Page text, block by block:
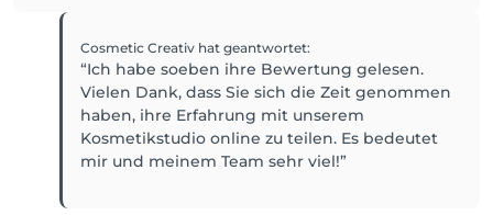
Cosmetic Creativ hat geantwortet:
“Ich habe soeben ihre Bewertung gelesen.
Vielen Dank, dass Sie sich die Zeit genommen
haben, ihre Erfahrung mit unserem
Kosmetikstudio online zu teilen. Es bedeutet
mir und meinem Team sehr viel!”